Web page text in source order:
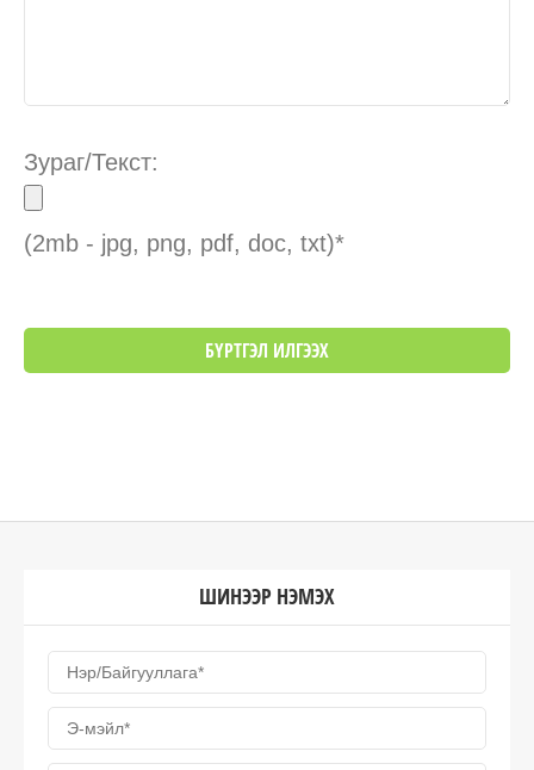
Зураг/Текст:
(2mb - jpg, png, pdf, doc, txt)*
ШИНЭЭР НЭМЭХ